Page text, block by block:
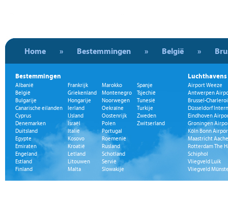
Home » Bestemmingen » België »
Bestemmingen
Albanië
België
Bulgarije
Canarische eilanden
Cyprus
Denemarken
Duitsland
Egypte
Emiraten
Engeland
Estland
Finland
Frankrijk
Griekenland
Hongarije
Ierland
IJsland
Israël
Italië
Kosovo
Kroatië
Letland
Litouwen
Malta
Marokko
Montenegro
Noorwegen
Oekraïne
Oostenrijk
Polen
Portugal
Roemenië
Rusland
Schotland
Servië
Slowakije
Spanje
Tsjechië
Tunesië
Turkije
Zweden
Zwitserland
Luchthavens
Airport Weeze
Antwerpen
Brussel-
Düsseldorf
Eindhoven
Groningen
Köln Bonn
Maastricht
Rotterdam The
Schiphol
Vliegveld Luik
Vliegveld